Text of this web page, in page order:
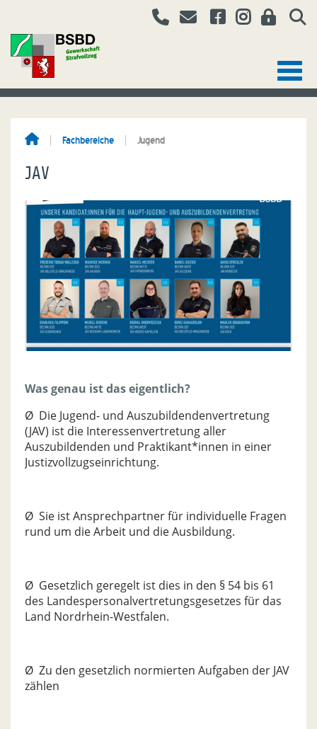
Fachbereiche Jugend
JAV
Was genau ist das eigentlich?
Ø Die Jugend- und Auszubildendenvertretung
(JAV) ist die Interessenvertretung aller
Auszubildenden und Praktikant*innen in einer
Justizvollzugseinrichtung.
Ø Sie ist Ansprechpartner für individuelle Fragen
rund um die Arbeit und die Ausbildung.
Ø Gesetzlich geregelt ist dies in den § 54 bis 61
des Landespersonalvertretungsgesetzes für das
Land Nordrhein-Westfalen.
Ø Zu den gesetzlich normierten Aufgaben der JAV
zählen